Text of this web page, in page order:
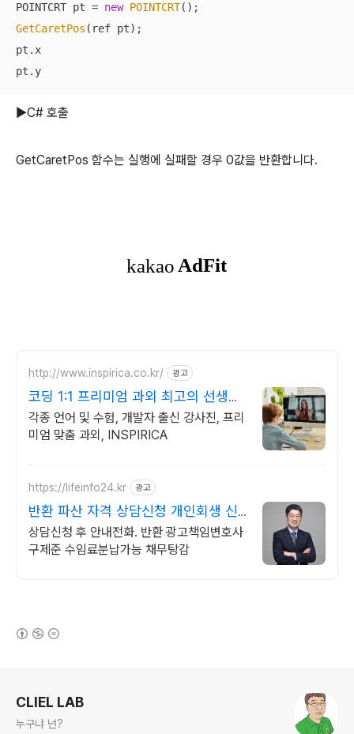
POINTCRT pt = new POINTCRT
GetCaretPos (ref pt);
pt.x
pt.y
▶C# 호출
GetCaretPos 함수는 실행에 실패할 경우 0값을 반환합니다.
http://www.inspirica.co.kr/ 광고
코딩 1:1 프리미엄 과외 최고의 선생님
들과 함께
각종 언어 및 수험, 개발자 출신 강사진, 프리
미엄 맞춤 과외, INSPIRICA
https://lifeinfo24.kr 광고
반환 파산 자격 상담신청 개인회생 신
청자격 빠른상담
상담신청 후 안내전화. 반환 광고책임변호사
구제준 수임료분납가능 채무탕감
CLIEL LAB
누구냐 넌?